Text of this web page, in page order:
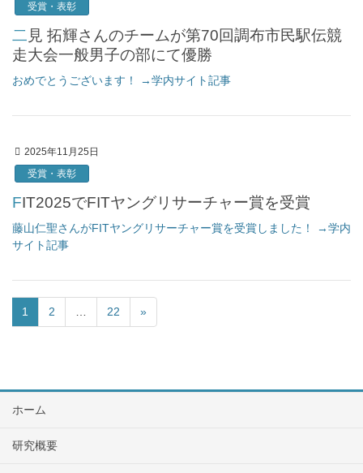
受賞・表彰
二見 拓輝さんのチームが第70回調布市民駅伝競
走大会一般男子の部にて優勝
おめでとうございます！ →学内サイト記事
2025年11月25日
受賞・表彰
FIT2025でFITヤングリサーチャー賞を受賞
藤山仁聖さんがFITヤングリサーチャー賞を受賞しました！ →学内
サイト記事
1 2 22 »
ホーム
研究概要